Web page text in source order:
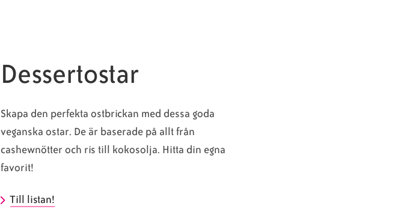
Dessertostar
Skapa den perfekta ostbrickan med dessa goda
veganska ostar. De är baserade på allt från
cashewnötter och ris till kokosolja. Hitta din egna
favorit!
Till listan!